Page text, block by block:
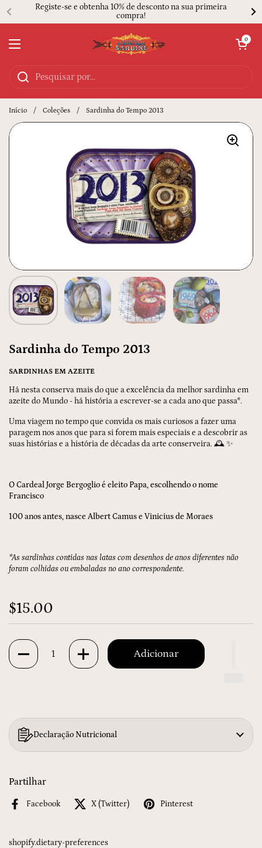
Ir para o conteúdoRegiste-se e obtenha 10% de desconto na sua primeira
compra!
Abrir menu
Abrir 0
Início / Coleções / Sardinha do Tempo 2013
Sardinha do Tempo 2013
SARDINHAS EM AZEITE
Há nesta conserva mais do que a excelência da melhor sardinha em
azeite do Mundo - há história a escrever-se a cada ano que passa*.
Uma viagem no tempo que convida os mais curiosos a fazer uma
paragem nos anos que para si forem mais especiais e a descobrir as
suas histórias e a história de décadas da arte conserveira. 🕰️ ✨
O Cardeal Jorge Bergoglio é eleito Papa, escolhendo o nome
Francisco
100 anos antes, nasce Albert Camus e Vinicius de Moraes
*As sardinhas contidas nas latas com desenhos de anos diferentes não
foram colhidas ou embaladas no ano correspondente.
$15.00
Quantidade
Adicionar
Declaração Nutricional
Partilhar
Facebook X (Twitter) Pinterest
shopify.dietary-preferences